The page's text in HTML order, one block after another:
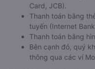
Card, JCB).
Thanh toán bằng
tuyến (Internet
Thanh toán bằng
Bên cạnh đó, quý
thông qua các ví